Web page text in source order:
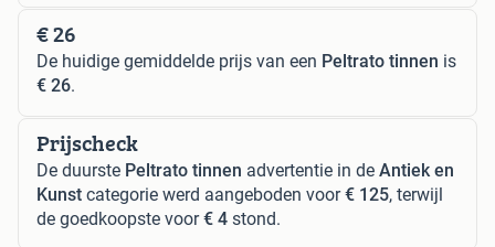
€ 26
De huidige gemiddelde prijs van een Peltrato tinnen is
€ 26.
Prijscheck
De duurste Peltrato tinnen advertentie in de Antiek en
Kunst categorie werd aangeboden voor€ 125, terwijl
de goedkoopste voor€ 4 stond.